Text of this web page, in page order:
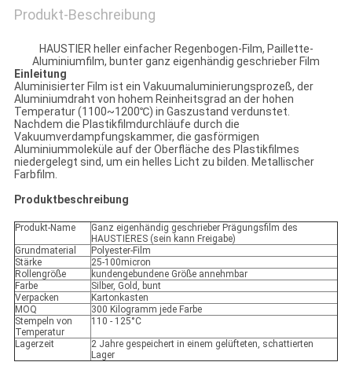
Produkt-Beschreibung
HAUSTIER heller einfacher Regenbogen-Film, Paillette-
Aluminiumfilm, bunter ganz eigenhändig geschrieber Film
Einleitung
Aluminisierter Film ist ein Vakuumaluminierungsprozeß, der
Aluminiumdraht von hohem Reinheitsgrad an der hohen
Temperatur (1100~1200℃) in Gaszustand verdunstet.
Nachdem die Plastikfilmdurchläufe durch die
Vakuumverdampfungskammer, die gasförmigen
Aluminiummoleküle auf der Oberfläche des Plastikfilmes
niedergelegt sind, um ein helles Licht zu bilden. Metallischer
Farbfilm.
Produktbeschreibung
Produkt-Name
Ganz eigenhändig geschrieber Prägungsfilm des
HAUSTIERES (sein kann Freigabe)
Grundmaterial
Polyester-Film
Stärke
25-100micron
Rollengröße
kundengebundene Größe annehmbar
Farbe
Silber, Gold, bunt
Verpacken
Kartonkasten
MOQ
300 Kilogramm jede Farbe
Stempeln von
Temperatur
110 - 125°C
Lagerzeit
2 Jahre gespeichert in einem gelüfteten, schattierten
Lager